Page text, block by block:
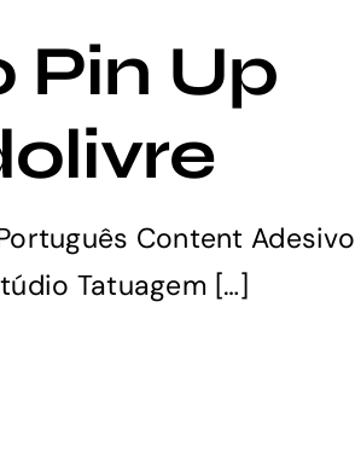
Pin Up
Content Adesivo
Tatuagem […]